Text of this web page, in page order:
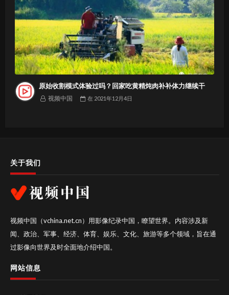
原始收割模式体验过吗？回家吃黄精炖肉补补体力继续干
视频中国 在 2021年12月4日
关于我们
视频中国（vchina.net.cn）用影像纪录中国，瞭望世界。内容涉及新
闻、政治、军事、经济、体育、娱乐、文化、旅游等多个领域，旨在通
过影像向世界及时全面地介绍中国。
网站信息